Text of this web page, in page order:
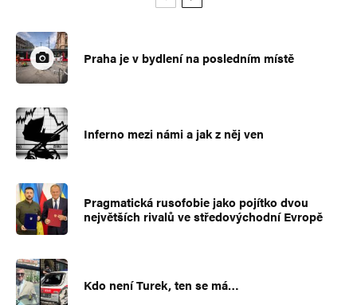
Praha je v bydlení na posledním místě
Inferno mezi námi a jak z něj ven
Pragmatická rusofobie jako pojítko dvou
největších rivalů ve středovýchodní Evropě
Kdo není Turek, ten se má…